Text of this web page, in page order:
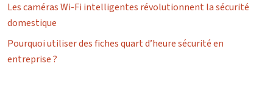
Les caméras Wi-Fi intelligentes révolutionnent la sécurité
domestique
Pourquoi utiliser des fiches quart d’heure sécurité en
entreprise ?